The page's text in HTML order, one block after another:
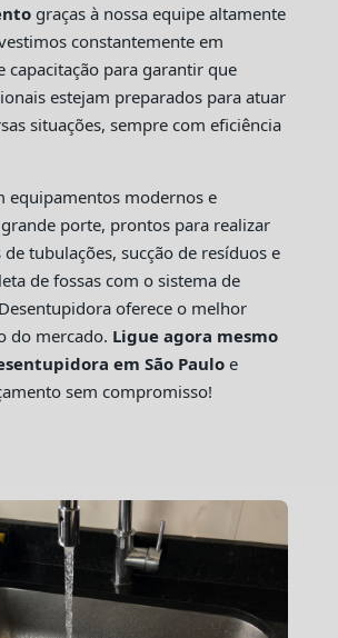
graças à nossa equipe altamente
constantemente em
capacitação para garantir que
estejam preparados para atuar
situações, sempre com eficiência
equipamentos modernos e
porte, prontos para realizar
tubulações, sucção de resíduos e
de fossas com o sistema de
oferece o melhor
do mercado. Ligue agora mesmo
em São Pauloe
sem compromisso!